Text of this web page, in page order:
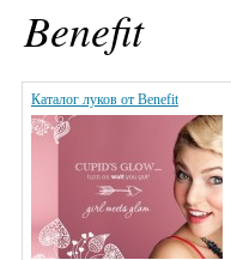
Benefit
Каталог луков от Benefit